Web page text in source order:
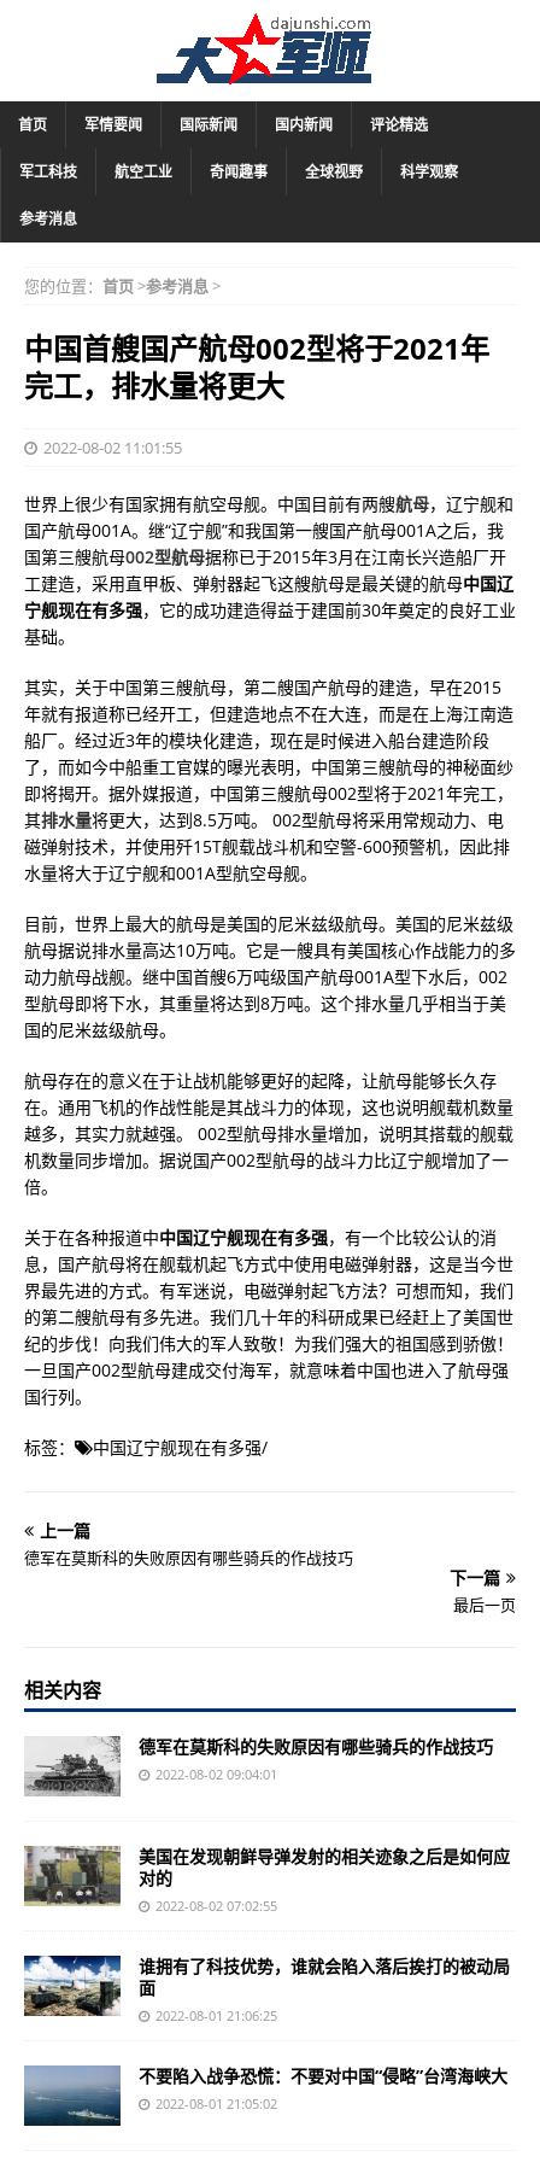
首页 军情要闻 国际新闻 国内新闻 评论精选
军工科技 航空工业 奇闻趣事 全球视野 科学观察
参考消息
您的位置： 首页>参考消息>
中国首艘国产航母002型将于2021年
完工，排水量将更大
2022-08-02 11:01:55
世界上很少有国家拥有航空母舰。中国目前有两艘航母，辽宁舰和
国产航母001A。继“辽宁舰”和我国第一艘国产航母001A之后，我
国第三艘航母002型航母据称已于2015年3月在江南长兴造船厂开
工建造，采用直甲板、弹射器起飞这艘航母是最关键的航母中国辽
宁舰现在有多强，它的成功建造得益于建国前30年奠定的良好工业
基础。
其实，关于中国第三艘航母，第二艘国产航母的建造，早在2015
年就有报道称已经开工，但建造地点不在大连，而是在上海江南造
船厂。经过近3年的模块化建造，现在是时候进入船台建造阶段
了，而如今中船重工官媒的曝光表明，中国第三艘航母的神秘面纱
即将揭开。据外媒报道，中国第三艘航母002型将于2021年完工，
其排水量将更大，达到8.5万吨。 002型航母将采用常规动力、电
磁弹射技术，并使用歼15T舰载战斗机和空警-600预警机，因此排
水量将大于辽宁舰和001A型航空母舰。
目前，世界上最大的航母是美国的尼米兹级航母。美国的尼米兹级
航母据说排水量高达10万吨。它是一艘具有美国核心作战能力的多
动力航母战舰。继中国首艘6万吨级国产航母001A型下水后，002
型航母即将下水，其重量将达到8万吨。这个排水量几乎相当于美
国的尼米兹级航母。
航母存在的意义在于让战机能够更好的起降，让航母能够长久存
在。通用飞机的作战性能是其战斗力的体现，这也说明舰载机数量
越多，其实力就越强。 002型航母排水量增加，说明其搭载的舰载
机数量同步增加。据说国产002型航母的战斗力比辽宁舰增加了一
倍。
关于在各种报道中中国辽宁舰现在有多强，有一个比较公认的消
息，国产航母将在舰载机起飞方式中使用电磁弹射器，这是当今世
界最先进的方式。有军迷说，电磁弹射起飞方法？可想而知，我们
的第二艘航母有多先进。我们几十年的科研成果已经赶上了美国世
纪的步伐！向我们伟大的军人致敬！为我们强大的祖国感到骄傲！
一旦国产002型航母建成交付海军，就意味着中国也进入了航母强
国行列。
标签： 中国辽宁舰现在有多强/
上一篇
德军在莫斯科的失败原因有哪些骑兵的作战技巧
下一篇
最后一页
相关内容
德军在莫斯科的失败原因有哪些骑兵的作战技巧
2022-08-02 09:04:01
美国在发现朝鲜导弹发射的相关迹象之后是如何应
对的
2022-08-02 07:02:55
谁拥有了科技优势，谁就会陷入落后挨打的被动局
面
2022-08-01 21:06:25
不要陷入战争恐慌：不要对中国“侵略”台湾海峡大
2022-08-01 21:05:02